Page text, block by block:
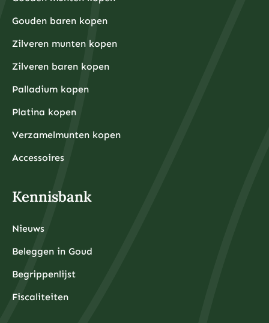
Gouden baren kopen
Zilveren munten kopen
Zilveren baren kopen
Palladium kopen
Platina kopen
Verzamelmunten kopen
Accessoires
Kennisbank
Nieuws
Beleggen in Goud
Begrippenlijst
Fiscaliteiten